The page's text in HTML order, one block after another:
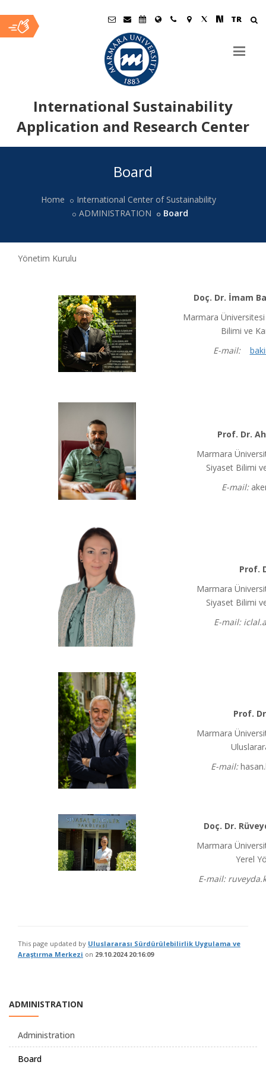
TR
International Sustainability
Application and Research Center
Board
Home
International Center of Sustainability
ADMINISTRATION
Board
Yönetim Kurulu
Doç. Dr. İmam
Marmara
Bilimi ve
E-mail:
Prof. Dr.
Marmara
Siyaset Bilimi
E-mail:
Prof.
Marmara
Siyaset Bilimi
E-mail:
Prof.
Marmara
E-mail:
Doç. Dr.
Marmara
Yerel
E-mail:
This page updated by Uluslararası Sürdürülebilirlik Uygulama ve
Araştırma Merkezi on 29.10.2024 20:16:09
ADMINISTRATION
Administration
Board